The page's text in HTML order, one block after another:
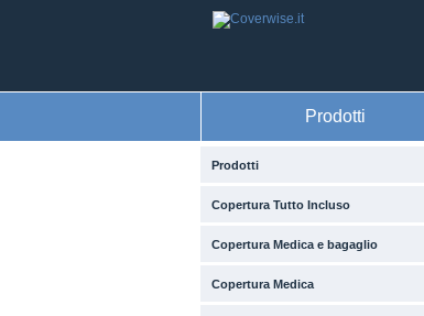
Prodotti
Prodotti
Copertura Tutto Incluso
Copertura Medica e bagaglio
Copertura Medica